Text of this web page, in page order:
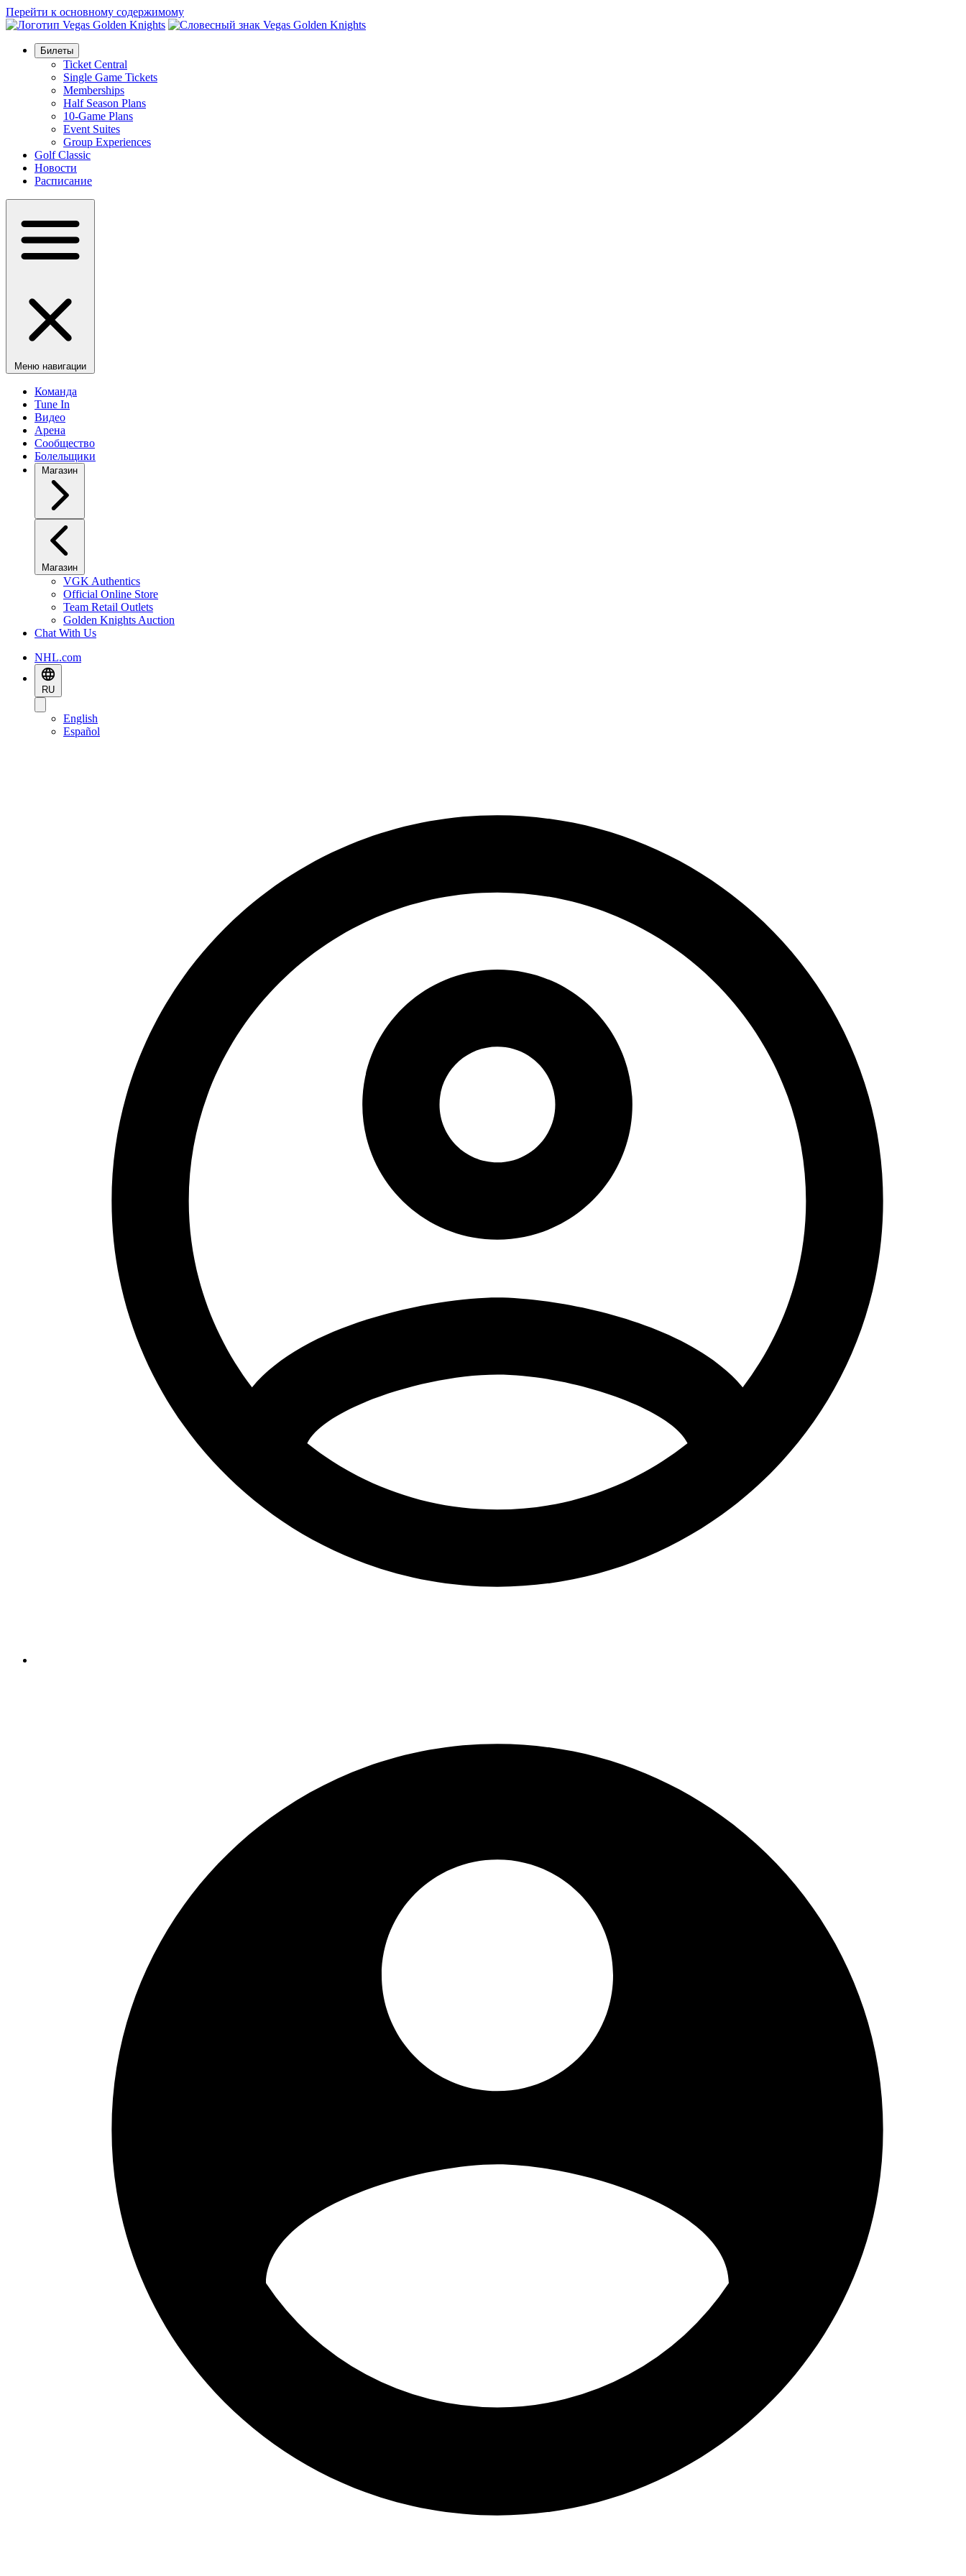
Перейти к основному содержимому
Билеты
Ticket Central
Single Game Tickets
Memberships
Half Season Plans
10-Game Plans
Event Suites
Group Experiences
Golf Classic
Новости
Расписание
Меню навигации
Команда
Tune In
Видео
Арена
Сообщество
Болельщики
Магазин
Магазин
VGK Authentics
Official Online Store
Team Retail Outlets
Golden Knights Auction
Chat With Us
NHL.com
RU
English
Español